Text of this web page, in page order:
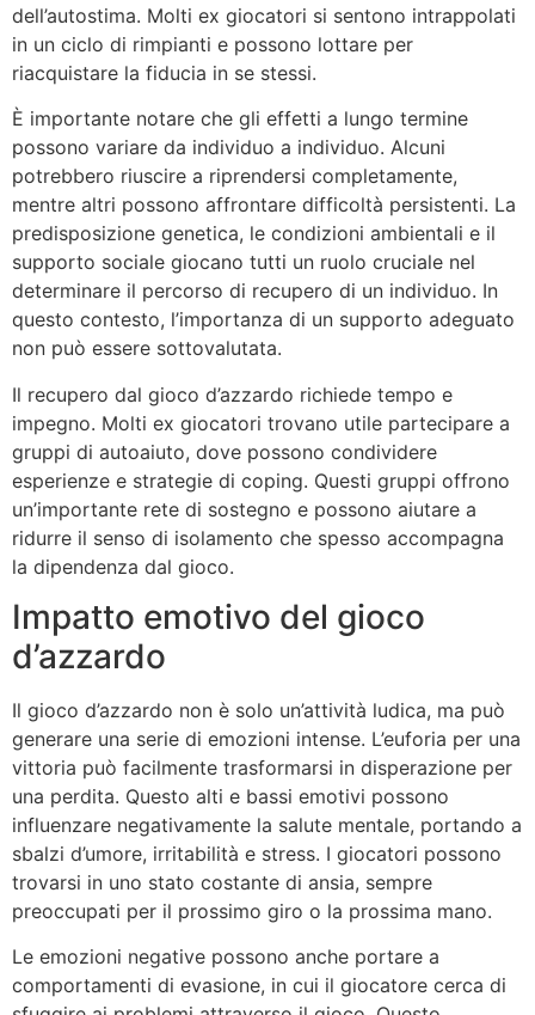
dell’autostima. Molti ex giocatori si sentono intrappolati
in un ciclo di rimpianti e possono lottare per
riacquistare la fiducia in se stessi.
È importante notare che gli effetti a lungo termine
possono variare da individuo a individuo. Alcuni
potrebbero riuscire a riprendersi completamente,
mentre altri possono affrontare difficoltà persistenti. La
predisposizione genetica, le condizioni ambientali e il
supporto sociale giocano tutti un ruolo cruciale nel
determinare il percorso di recupero di un individuo. In
questo contesto, l’importanza di un supporto adeguato
non può essere sottovalutata.
Il recupero dal gioco d’azzardo richiede tempo e
impegno. Molti ex giocatori trovano utile partecipare a
gruppi di autoaiuto, dove possono condividere
esperienze e strategie di coping. Questi gruppi offrono
un’importante rete di sostegno e possono aiutare a
ridurre il senso di isolamento che spesso accompagna
la dipendenza dal gioco.
Impatto emotivo del gioco
d’azzardo
Il gioco d’azzardo non è solo un’attività ludica, ma può
generare una serie di emozioni intense. L’euforia per una
vittoria può facilmente trasformarsi in disperazione per
una perdita. Questo alti e bassi emotivi possono
influenzare negativamente la salute mentale, portando a
sbalzi d’umore, irritabilità e stress. I giocatori possono
trovarsi in uno stato costante di ansia, sempre
preoccupati per il prossimo giro o la prossima mano.
Le emozioni negative possono anche portare a
comportamenti di evasione, in cui il giocatore cerca di